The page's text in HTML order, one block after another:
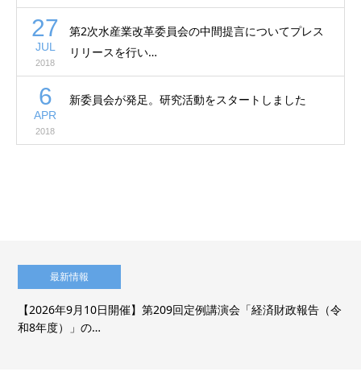
27
JUL
2018
第2次水産業改革委員会の中間提言についてプレス
リリースを行い…
6
APR
2018
新委員会が発足。研究活動をスタートしました
最新情報
【2026年9月10日開催】第209回定例講演会「経済財政報告（令
和8年度）」の…